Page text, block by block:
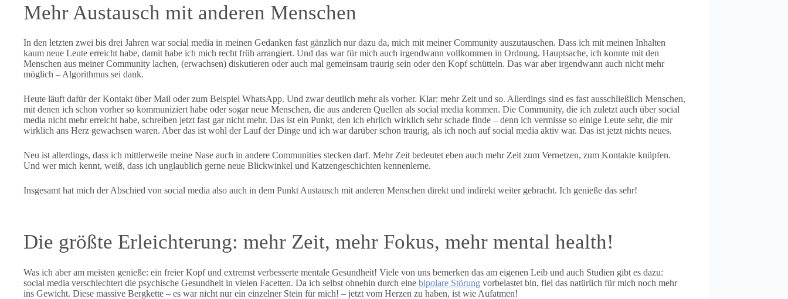
Mehr Austausch mit anderen Menschen
In den letzten zwei bis drei Jahren war social media in meinen Gedanken fast gänzlich nur dazu da, mich mit meiner Community auszutauschen. Dass ich mit meinen Inhalten
kaum neue Leute erreicht habe, damit habe ich mich recht früh arrangiert. Und das war für mich auch irgendwann vollkommen in Ordnung. Hauptsache, ich konnte mit den
Menschen aus meiner Community lachen, (erwachsen) diskutieren oder auch mal gemeinsam traurig sein oder den Kopf schütteln. Das war aber irgendwann auch nicht mehr
möglich – Algorithmus sei dank.
Heute läuft dafür der Kontakt über Mail oder zum Beispiel WhatsApp. Und zwar deutlich mehr als vorher. Klar: mehr Zeit und so. Allerdings sind es fast ausschließlich Menschen,
mit denen ich schon vorher so kommuniziert habe oder sogar neue Menschen, die aus anderen Quellen als social media kommen. Die Community, die ich zuletzt auch über social
media nicht mehr erreicht habe, schreiben jetzt fast gar nicht mehr. Das ist ein Punkt, den ich ehrlich wirklich sehr schade finde – denn ich vermisse so einige Leute sehr, die mir
wirklich ans Herz gewachsen waren. Aber das ist wohl der Lauf der Dinge und ich war darüber schon traurig, als ich noch auf social media aktiv war. Das ist jetzt nichts neues.
Neu ist allerdings, dass ich mittlerweile meine Nase auch in andere Communities stecken darf. Mehr Zeit bedeutet eben auch mehr Zeit zum Vernetzen, zum Kontakte knüpfen.
Und wer mich kennt, weiß, dass ich unglaublich gerne neue Blickwinkel und Katzengeschichten kennenlerne.
Insgesamt hat mich der Abschied von social media also auch in dem Punkt Austausch mit anderen Menschen direkt und indirekt weiter gebracht. Ich genieße das sehr!
Die größte Erleichterung: mehr Zeit, mehr Fokus, mehr mental health!
Was ich aber am meisten genieße: ein freier Kopf und extremst verbesserte mentale Gesundheit! Viele von uns bemerken das am eigenen Leib und auch Studien gibt es dazu:
social media verschlechtert die psychische Gesundheit in vielen Facetten. Da ich selbst ohnehin durch eine bipolare Störung vorbelastet bin, fiel das natürlich für mich noch mehr
ins Gewicht. Diese massive Bergkette – es war nicht nur ein einzelner Stein für mich! – jetzt vom Herzen zu haben, ist wie Aufatmen!